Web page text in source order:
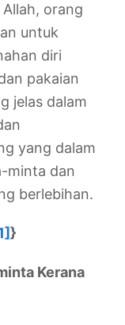
orang
untuk
diri
pakaian
jelas dalam
yang dalam
minta dan
berlebihan.
}
Kerana